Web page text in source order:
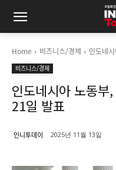
Home 비즈니스/경제 인도네
비즈니스/경제
인도네시아 노동
21일 발표
인니투데이 2025년 11월 13일